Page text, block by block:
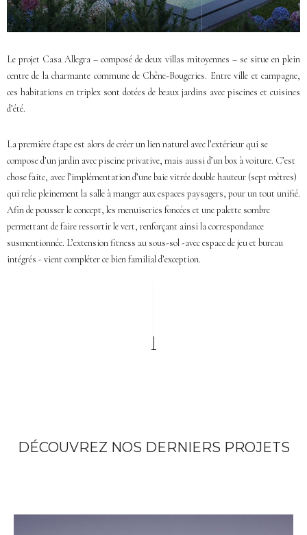
Le projet Casa Allegra – composé de deux villas mitoyennes – se situe en plein
centre de la charmante commune de Chêne-Bougeries. Entre ville et campagne,
ces habitations en triplex sont dotées de beaux jardins avec piscines et cuisines
d’été.
La première étape est alors de créer un lien naturel avec l’extérieur qui se
compose d’un jardin avec piscine privative, mais aussi d’un box à voiture. C’est
chose faite, avec l’implémentation d’une baie vitrée double hauteur (sept mètres)
qui relie pleinement la salle à manger aux espaces paysagers, pour un tout unifié.
Afin de pousser le concept, les menuiseries foncées et une palette sombre
permettant de faire ressortir le vert, renforçant ainsi la correspondance
susmentionnée. L’extension fitness au sous-sol -avec espace de jeu et bureau
intégrés - vient compléter ce bien familial d’exception.
DÉCOUVREZ NOS DERNIERS PROJETS